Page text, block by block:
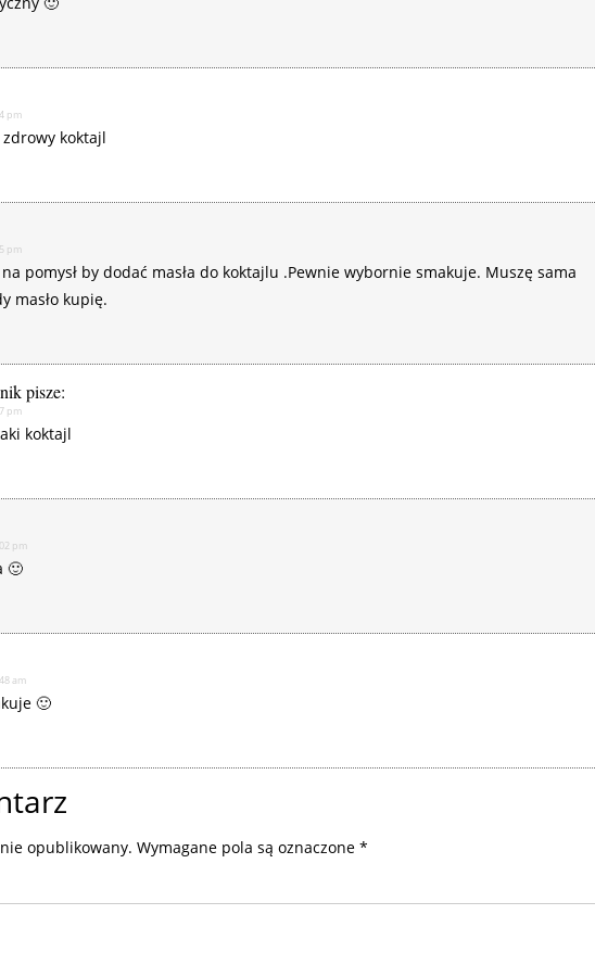
pm
koktajl
pm
pomysł by dodać masła do koktajlu .Pewnie wybornie smakuje. Muszę sama
masło kupię.
pisze:
pm
koktajl
pm
🙂
am
🙂
opublikowany. Wymagane pola są oznaczone *